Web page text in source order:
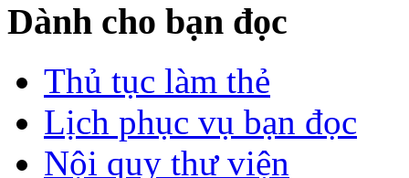
Dành cho bạn đọc
Thủ tục làm thẻ
Lịch phục vụ bạn đọc
Nội quy thư viện